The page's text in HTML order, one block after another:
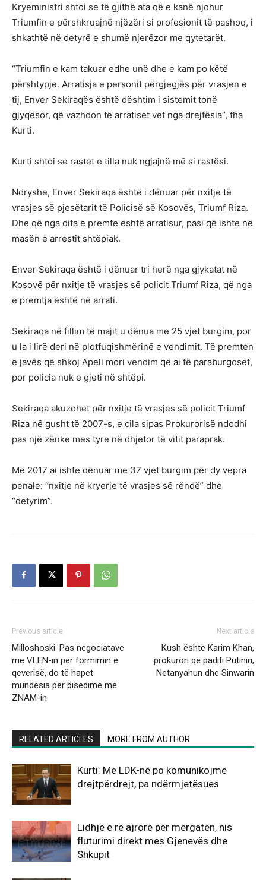
Kryeministri shtoi se të gjithë ata që e kanë njohur
Triumfin e përshkruajnë njëzëri si profesionit të pashoq, i
shkathtë në detyrë e shumë njerëzor me qytetarët.
“Triumfin e kam takuar edhe unë dhe e kam po këtë
përshtypje. Arratisja e personit përgjegjës për vrasjen e
tij, Enver Sekiraqës është dështim i sistemit tonë
gjyqësor, që vazhdon të arratiset vet nga drejtësia”, tha
Kurti.
Kurti shtoi se rastet e tilla nuk ngjajnë më si rastësi.
Ndryshe, Enver Sekiraqa është i dënuar për nxitje të
vrasjes së pjesëtarit të Policisë së Kosovës, Triumf Riza.
Dhe që nga dita e premte është arratisur, pasi që ishte në
masën e arrestit shtëpiak.
Enver Sekiraqa është i dënuar tri herë nga gjykatat në
Kosovë për nxitje të vrasjes së policit Triumf Riza, që nga
e premtja është në arrati.
Sekiraqa në fillim të majit u dënua me 25 vjet burgim, por
u la i lirë deri në plotfuqishmërinë e vendimit. Të premten
e javës që shkoj Apeli mori vendim që ai të paraburgoset,
por policia nuk e gjeti në shtëpi.
Sekiraqa akuzohet për nxitje të vrasjes së policit Triumf
Riza në gusht të 2007-s, e cila sipas Prokurorisë ndodhi
pas një zënke mes tyre në dhjetor të vitit paraprak.
Më 2017 ai ishte dënuar me 37 vjet burgim për dy vepra
penale: “nxitje në kryerje të vrasjes së rëndë” dhe
“detyrim”.
Previous article
Milloshoski: Pas negociatave
me VLEN-in për formimin e
qeverisë, do të hapet
mundësia për bisedime me
ZNAM-in
Next article
Kush është Karim Khan,
prokurori që paditi Putinin,
Netanyahun dhe Sinwarin
RELATED ARTICLES MORE FROM AUTHOR
Kurti: Me LDK-në po komunikojmë
drejtpërdrejt, pa ndërmjetësues
Lidhje e re ajrore për mërgatën, nis
fluturimi direkt mes Gjenevës dhe
Shkupit